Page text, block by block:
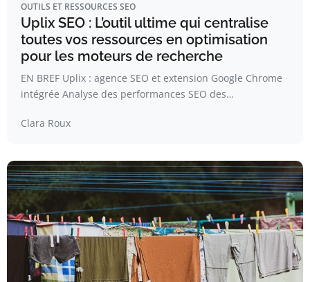
OUTILS ET RESSOURCES SEO
Uplix SEO : L’outil ultime qui centralise
toutes vos ressources en optimisation
pour les moteurs de recherche
EN BREF Uplix : agence SEO et extension Google Chrome
intégrée Analyse des performances SEO des…
Clara Roux